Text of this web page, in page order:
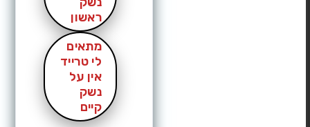
Hellcat
pro
במצב
חדש!! לא
בוצע ירי
מאז
שהוא
נקנה
ראשון
מתאים
לי טרייד
אין על
נשק
קיים